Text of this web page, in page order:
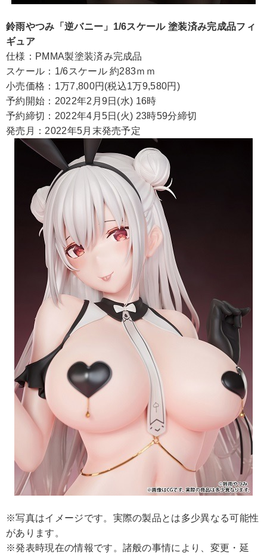
鈴雨やつみ「逆バニー」1/6スケール 塗装済み完成品フィ
ギュア
仕様：PMMA製塗装済み完成品
スケール：1/6スケール 約283ｍｍ
小売価格：1万7,800円(税込1万9,580円)
予約開始：2022年2月9日(水) 16時
予約締切：2022年4月5日(火) 23時59分締切
発売月：2022年5月末発売予定
※写真はイメージです。実際の製品とは多少異なる可能性
があります。
※発表時現在の情報です。諸般の事情により、変更・延